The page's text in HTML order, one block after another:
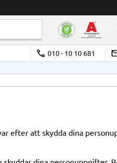
call 010 - 10 10 681
efter att skydda dina